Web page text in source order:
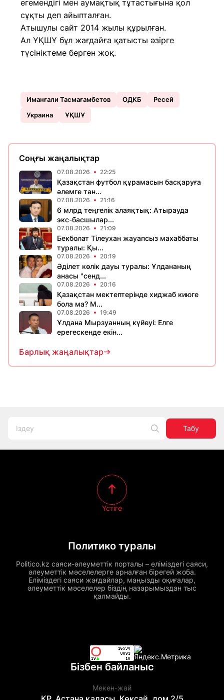
егемендігі мен аумақтық тұтастығына қол
сұқты деп айыпталған.
Атышулы сайт 2014 жылы құрылған.
Ал ҰҚШҰ бұл жағдайға қатысты әзірге
түсініктеме берген жоқ.
Иманғали Тасмағамбетов ОДКБ
Ресей
Украина
ҰҚШҰ
Соңғы жаңалықтар
07.08.2026 22:25
Қазақстан футбол құрамасын басқаруға
әлемге тан...
07.08.2026 21:16
6 млрд теңгелік алаяқтық: Атырауда
экс-басшылар...
07.08.2026 21:09
Бекболат Тілеухан жауапсыз махаббаты
туралы: Қы...
07.08.2026 20:19
Әділет көлік дауы туралы: Ұлдананың
анасы "сенд...
07.08.2026 20:16
Қазақстан мектептерінде хиджаб киюге
бола ма? М...
07.08.2026 19:49
Ұлдана Мырзуанның күйеуі: Елге
ерегескенде екін...
Барлық жаңалықтар
Табу
Политико туралы
Politico.kz саяси-әлеуметтік порталы – еліміздегі саяси,
әлеуметтік мәселелерге арналған бірегей жоба.
Еліміздегі саяси жағдайлар, маңызды оқиғалар,
әлеуметтік мәселелер біздің назарымыздан тыс
қалмайды.
Үстіге
Бізбен байланыс
Мекен-жай